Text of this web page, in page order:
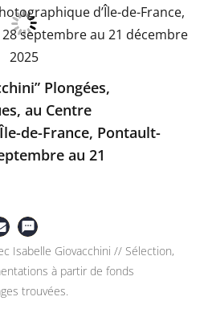
Plongées,
au Centre
de-France, Pontault-
au 21
Isabelle Giovacchini // Sélection,
à partir de fonds
trouvées.